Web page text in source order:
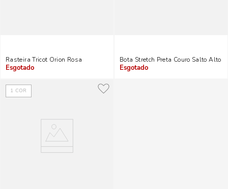
Rasteira Tricot Orion Rosa
Indisponível
Bota Stretch Preta Couro Salto Alto
Indisponível
1 COR